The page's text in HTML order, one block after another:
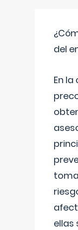
del
En
ellas